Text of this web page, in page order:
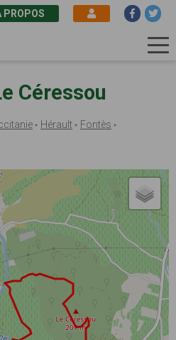
PROPOS
Céressou
Hérault
Fontès